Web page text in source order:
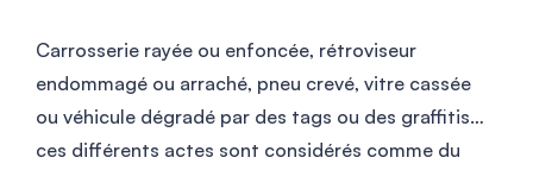
Carrosserie rayée ou enfoncée, rétroviseur
endommagé ou arraché, pneu crevé, vitre cassée
ou véhicule dégradé par des tags ou des graffitis…
ces différents actes sont considérés comme du